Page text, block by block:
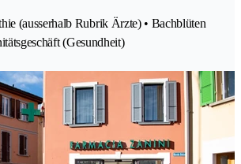
(ausserhalb Rubrik Ärzte) • Bachblüten
(Gesundheit)